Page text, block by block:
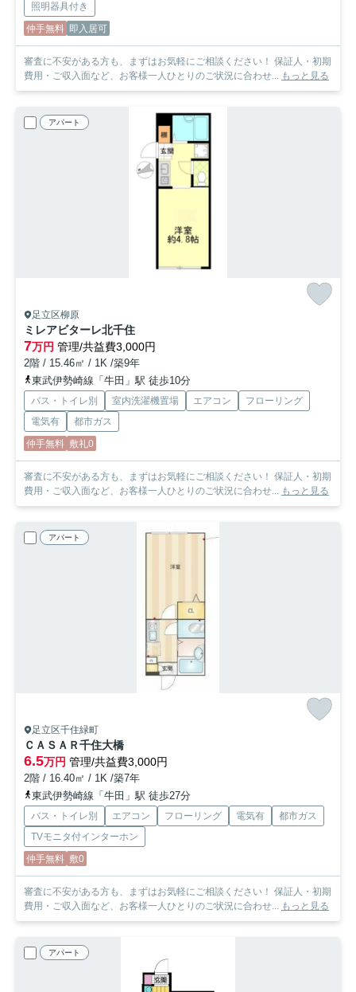
照明器具付き
仲手無料 即入居可
審査に不安がある方も、まずはお気軽にご相談ください！ 保証人・初期
費用・ご収入面など、お客様一人ひとりのご状況に合わせ... もっと見る
アパート
足立区柳原
ミレアビターレ北千住
7万円 管理/共益費3,000円
2階 / 15.46㎡ / 1K /築9年
東武伊勢崎線「牛田」駅 徒歩10分
バス・トイレ別 室内洗濯機置場 エアコン
フローリング
電気有
都市ガス
仲手無料 敷礼0
審査に不安がある方も、まずはお気軽にご相談ください！ 保証人・初期
費用・ご収入面など、お客様一人ひとりのご状況に合わせ... もっと見る
アパート
足立区千住緑町
ＣＡＳＡＲ千住大橋
6.5万円 管理/共益費3,000円
2階 / 16.40㎡ / 1K /築7年
東武伊勢崎線「牛田」駅 徒歩27分
バス・トイレ別 エアコン フローリング 電気有
都市ガス
TVモニタ付インターホン
仲手無料 敷0
審査に不安がある方も、まずはお気軽にご相談ください！ 保証人・初期
費用・ご収入面など、お客様一人ひとりのご状況に合わせ... もっと見る
アパート